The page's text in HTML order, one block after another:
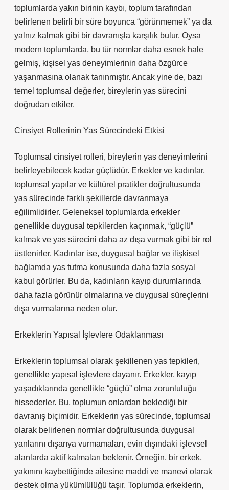
toplumlarda yakın birinin kaybı, toplum tarafından
belirlenen belirli bir süre boyunca “görünmemek” ya da
yalnız kalmak gibi bir davranışla karşılık bulur. Oysa
modern toplumlarda, bu tür normlar daha esnek hale
gelmiş, kişisel yas deneyimlerinin daha özgürce
yaşanmasına olanak tanınmıştır. Ancak yine de, bazı
temel toplumsal değerler, bireylerin yas sürecini
doğrudan etkiler.
Cinsiyet Rollerinin Yas Sürecindeki Etkisi
Toplumsal cinsiyet rolleri, bireylerin yas deneyimlerini
belirleyebilecek kadar güçlüdür. Erkekler ve kadınlar,
toplumsal yapılar ve kültürel pratikler doğrultusunda
yas sürecinde farklı şekillerde davranmaya
eğilimlidirler. Geleneksel toplumlarda erkekler
genellikle duygusal tepkilerden kaçınmak, “güçlü”
kalmak ve yas sürecini daha az dışa vurmak gibi bir rol
üstlenirler. Kadınlar ise, duygusal bağlar ve ilişkisel
bağlamda yas tutma konusunda daha fazla sosyal
kabul görürler. Bu da, kadınların kayıp durumlarında
daha fazla görünür olmalarına ve duygusal süreçlerini
dışa vurmalarına neden olur.
Erkeklerin Yapısal İşlevlere Odaklanması
Erkeklerin toplumsal olarak şekillenen yas tepkileri,
genellikle yapısal işlevlere dayanır. Erkekler, kayıp
yaşadıklarında genellikle “güçlü” olma zorunluluğu
hissederler. Bu, toplumun onlardan beklediği bir
davranış biçimidir. Erkeklerin yas sürecinde, toplumsal
olarak belirlenen normlar doğrultusunda duygusal
yanlarını dışarıya vurmamaları, evin dışındaki işlevsel
alanlarda aktif kalmaları beklenir. Örneğin, bir erkek,
yakınını kaybettiğinde ailesine maddi ve manevi olarak
destek olma yükümlülüğü taşır. Toplumda erkeklerin,